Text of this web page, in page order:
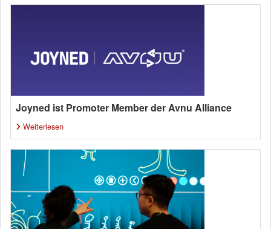
Joyned ist Promoter Member der Avnu Alliance
Weiterlesen